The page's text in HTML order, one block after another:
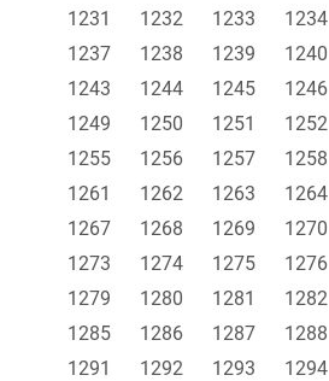
1231
1232 1233 1234
1237
1238 1239 1240
1243
1244 1245 1246
1249
1250 1251 1252
1255
1256 1257 1258
1261
1262 1263 1264
1267
1268 1269 1270
1273
1274 1275 1276
1279
1280 1281 1282
1285
1286 1287 1288
1291
1292 1293 1294